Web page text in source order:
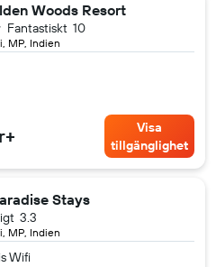
Woods Resort
MP, Indien
10
Fantastiskt
Visa
tillgänglighet
Stays
MP, Indien
3.3
Wifi